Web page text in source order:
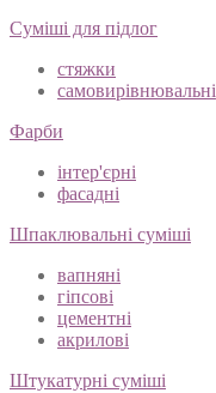
Суміші для підлог
стяжки
самовирівнювальні
Фарби
інтер'єрні
фасадні
Шпаклювальні суміші
вапняні
гіпсові
цементні
акрилові
Штукатурні суміші